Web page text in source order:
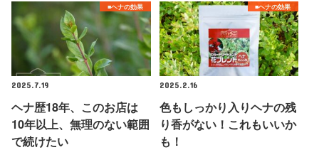
■ヘナの効果
2025.7.19
ヘナ歴18年、このお店は
10年以上、無理のない範囲
で続けたい
■ヘナの効果
2025.2.16
色もしっかり入りヘナの残
り香がない！これもいいか
も！